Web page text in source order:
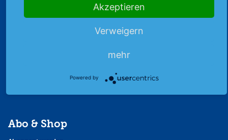
Abo & Shop
Akzeptieren
Verweigern
mehr
Powered by